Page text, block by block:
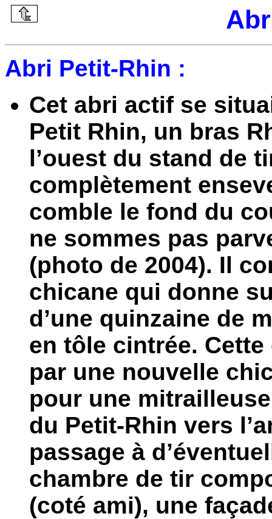
Abri Petit-Rhin :
Cet abri actif se
Petit Rhin, un bras
l’ouest du stand de
complètement
comble le fond du
ne sommes pas
(photo de 2004). Il
chicane qui donne
d’une quinzaine de
en tôle cintrée.
par une nouvelle
pour une
du Petit-Rhin vers
passage à
chambre de tir
(coté ami), une